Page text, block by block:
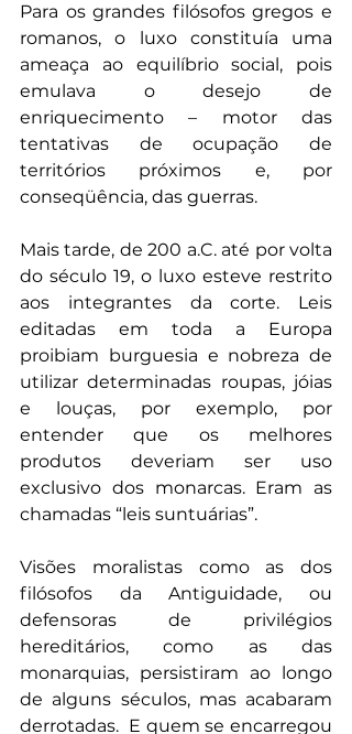
Para os grandes filósofos gregos e
romanos, o luxo constituía uma
ameaça ao equilíbrio social, pois
emulava o desejo de
enriquecimento – motor das
tentativas de ocupação de
territórios próximos e, por
conseqüência, das guerras.
Mais tarde, de 200 a.C. até por volta
do século 19, o luxo esteve restrito
aos integrantes da corte. Leis
editadas em toda a Europa
proibiam burguesia e nobreza de
utilizar determinadas roupas, jóias
e louças, por exemplo, por
entender que os melhores
produtos deveriam ser uso
exclusivo dos monarcas. Eram as
chamadas “leis suntuárias”.
Visões moralistas como as dos
filósofos da Antiguidade, ou
defensoras de privilégios
hereditários, como as das
monarquias, persistiram ao longo
de alguns séculos, mas acabaram
derrotadas.  E quem se encarregou